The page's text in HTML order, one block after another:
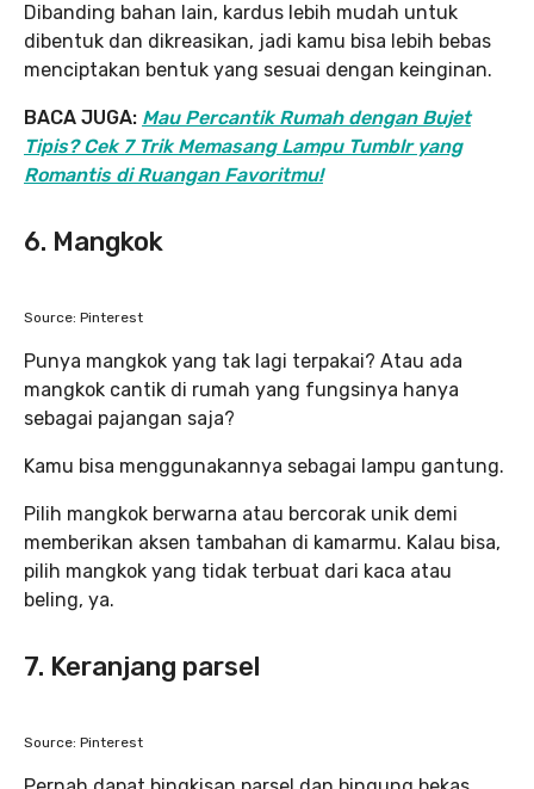
Dibanding bahan lain, kardus lebih mudah untuk
dibentuk dan dikreasikan, jadi kamu bisa lebih bebas
menciptakan bentuk yang sesuai dengan keinginan.
BACA JUGA: Mau Percantik Rumah dengan Bujet
Tipis? Cek 7 Trik Memasang Lampu Tumblr yang
Romantis di Ruangan Favoritmu!
6. Mangkok
Source: Pinterest
Punya mangkok yang tak lagi terpakai? Atau ada
mangkok cantik di rumah yang fungsinya hanya
sebagai pajangan saja?
Kamu bisa menggunakannya sebagai lampu gantung.
Pilih mangkok berwarna atau bercorak unik demi
memberikan aksen tambahan di kamarmu. Kalau bisa,
pilih mangkok yang tidak terbuat dari kaca atau
beling, ya.
7. Keranjang parsel
Source: Pinterest